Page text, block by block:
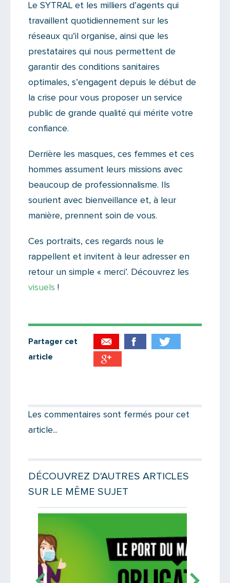
Le SYTRAL et les milliers d’agents qui
travaillent quotidiennement sur les
réseaux qu’il organise, ainsi que les
prestataires qui nous permettent de
garantir des conditions sanitaires
optimales, s’engagent depuis le début de
la crise pour vous proposer un service
public de grande qualité qui mérite votre
confiance.
Derrière les masques, ces femmes et ces
hommes assument leurs missions avec
beaucoup de professionnalisme. Ils
sourient avec bienveillance et, à leur
manière, prennent soin de vous.
Ces portraits, ces regards nous le
rappellent et invitent à leur adresser en
retour un simple « merci’. Découvrez les
visuels !
Partager cet
article
Message
Les commentaires sont fermés pour cet
article...
DÉCOUVREZ D'AUTRES ARTICLES
SUR LE MÊME SUJET
Lire la suite